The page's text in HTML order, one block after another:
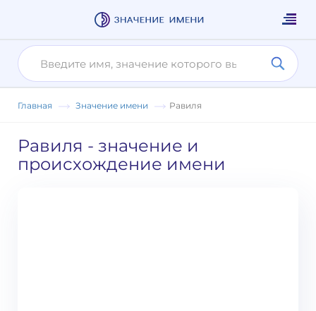
Главная Значение имени Равиля
Равиля - значение и
происхождение имени